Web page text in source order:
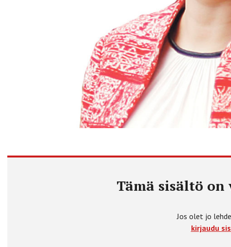
Tämä sisältö
Jos olet jo
kirjaudu